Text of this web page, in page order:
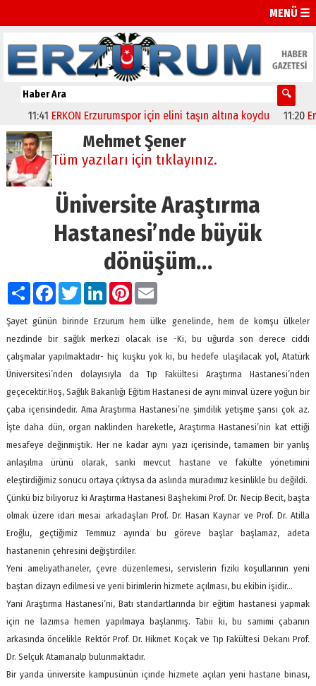
MENÜ ☰
ERKON Erzurumspor için elini taşın altına koydu 11:20
Mehmet Şener
Tüm yazıları için tıklayınız.
Üniversite Araştırma
Hastanesi’nde büyük
dönüşüm…
PaylaşFacebook
TwitterLinkedIn
Pinterest
Email
Şayet günün birinde Erzurum hem ülke genelinde, hem de komşu ülkeler
nezdinde bir sağlık merkezi olacak ise -Ki, bu uğurda son derece ciddi
çalışmalar yapılmaktadır- hiç kuşku yok ki, bu hedefe ulaşılacak yol, Atatürk
Üniversitesi’nden dolayısıyla da Tıp Fakültesi Araştırma Hastanesi’nden
geçecektir.Hoş, Sağlık Bakanlığı Eğitim Hastanesi de aynı minval üzere yoğun bir
çaba içerisindedir. Ama Araştırma Hastanesi’ne şimdilik yetişme şansı çok az.
İşte daha dün, organ naklinden hareketle, Araştırma Hastanesi’nin kat ettiği
mesafeye değinmiştik. Her ne kadar aynı yazı içerisinde, tamamen bir yanlış
anlaşılma ürünü olarak, sanki mevcut hastane ve fakülte yönetimini
eleştirdiğimiz sonucu ortaya çıktıysa da aslında muradımız kesinlikle bu değildi.
Çünkü biz biliyoruz ki Araştırma Hastanesi Başhekimi Prof. Dr. Necip Becit, başta
olmak üzere idari mesai arkadaşları Prof. Dr. Hasan Kaynar ve Prof. Dr. Atilla
Eroğlu, geçtiğimiz Temmuz ayında bu göreve başlar başlamaz, adeta
hastanenin çehresini değiştirdiler.
Yeni ameliyathaneler, çevre düzenlemesi, servislerin fiziki koşullarının yeni
baştan dizayn edilmesi ve yeni birimlerin hizmete açılması, bu ekibin işidir…
Yani Araştırma Hastanesi’ni, Batı standartlarında bir eğitim hastanesi yapmak
için ne lazımsa hemen yapılmaya başlanmış. Tabii ki, bu samimi çabanın
arkasında öncelikle Rektör Prof. Dr. Hikmet Koçak ve Tıp Fakültesi Dekanı Prof.
Dr. Selçuk Atamanalp bulunmaktadır.
Bir yanda üniversite kampusünün içinde hizmete açılan yeni hastane binası,